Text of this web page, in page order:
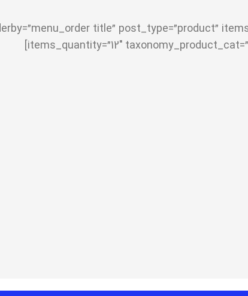
orderby=”menu_order title”
items_quantity=”12″